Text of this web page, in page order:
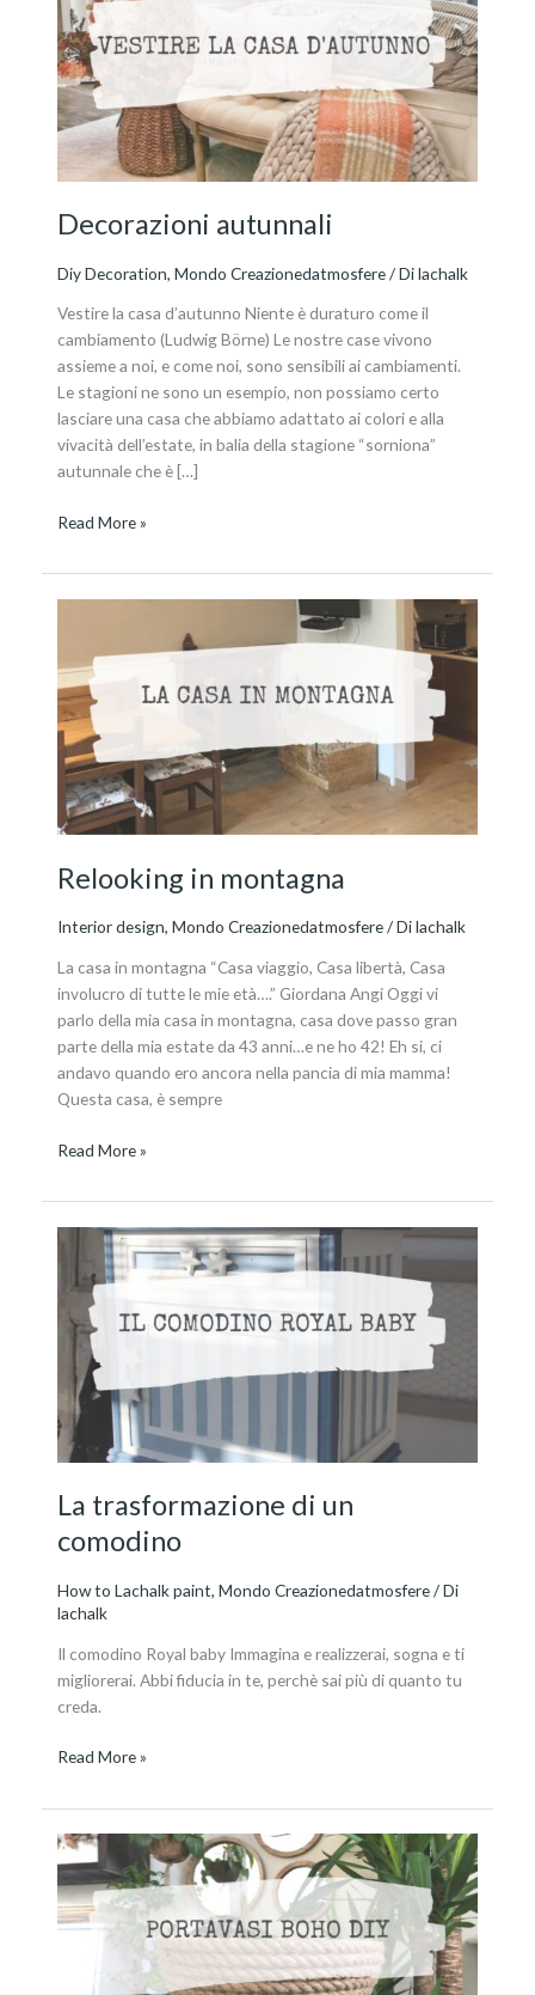
Decorazioni autunnali
Diy Decoration,Mondo Creazionedatmosfere/ Dilachalk
Vestire la casa d’autunno Niente è duraturo come il
cambiamento (Ludwig Börne) Le nostre case vivono
assieme a noi, e come noi, sono sensibili ai cambiamenti.
Le stagioni ne sono un esempio, non possiamo certo
lasciare una casa che abbiamo adattato ai colori e alla
vivacità dell’estate, in balia della stagione “sorniona”
autunnale che è […]
Read More »
Relooking in montagna
Interior design,Mondo Creazionedatmosfere/ Dilachalk
La casa in montagna “Casa viaggio, Casa libertà, Casa
involucro di tutte le mie età….” Giordana Angi Oggi vi
parlo della mia casa in montagna, casa dove passo gran
parte della mia estate da 43 anni…e ne ho 42! Eh si, ci
andavo quando ero ancora nella pancia di mia mamma!
Questa casa, è sempre
montagna
Read More »
La trasformazione di un
comodino
How to Lachalk paint,Mondo Creazionedatmosfere/ Di
lachalk
Il comodino Royal baby Immagina e realizzerai, sogna e ti
migliorerai. Abbi fiducia in te, perchè sai più di quanto tu
creda.
La
trasformazione
un
comodino
Read More »
Portavasi
in
stile
Boho